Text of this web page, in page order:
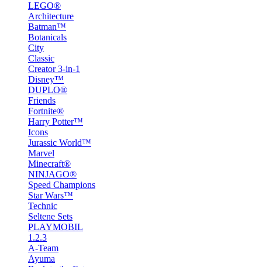
LEGO®
Architecture
Batman™
Botanicals
City
Classic
Creator 3-in-1
Disney™
DUPLO®
Friends
Fortnite®
Harry Potter™
Icons
Jurassic World™
Marvel
Minecraft®
NINJAGO®
Speed Champions
Star Wars™
Technic
Seltene Sets
PLAYMOBIL
1.2.3
A-Team
Ayuma